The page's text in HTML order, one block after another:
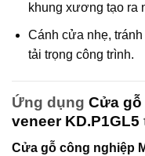
khung xương tạo ra
Cánh cửa nhẹ,
tải trọng công trình.
Ứng dụng Cửa gỗ
veneer KD.P1GL5
Cửa gỗ công nghiệp